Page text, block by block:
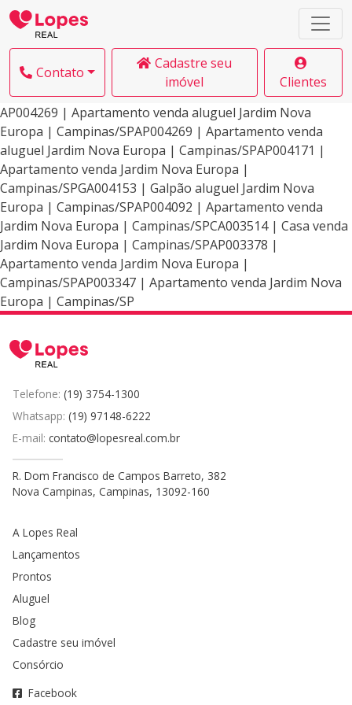
Contato
Cadastre seu
imóvel
Clientes
AP004269 | Apartamento venda aluguel Jardim Nova
Europa | Campinas/SPAP004269 | Apartamento venda
aluguel Jardim Nova Europa | Campinas/SPAP004171 |
Apartamento venda Jardim Nova Europa |
Campinas/SPGA004153 | Galpão aluguel Jardim Nova
Europa | Campinas/SPAP004092 | Apartamento venda
Jardim Nova Europa | Campinas/SPCA003514 | Casa venda
Jardim Nova Europa | Campinas/SPAP003378 |
Apartamento venda Jardim Nova Europa |
Campinas/SPAP003347 | Apartamento venda Jardim Nova
Europa | Campinas/SP
Telefone: (19) 3754-1300
Whatsapp: (19) 97148-6222
E-mail: contato@lopesreal.com.br
R. Dom Francisco de Campos Barreto, 382
Nova Campinas, Campinas, 13092-160
A Lopes Real
Lançamentos
Prontos
Aluguel
Blog
Cadastre seu imóvel
Consórcio
Facebook